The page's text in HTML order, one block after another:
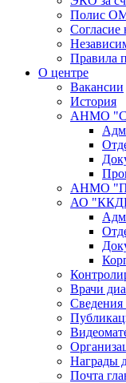
Полис
Согласие
Правила
О центре
Вакансии
История
АНМО
АНМО
АО
Врачи
Сведения
Награды
Почта